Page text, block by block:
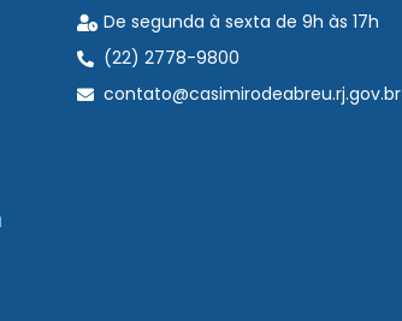
De segunda à sexta de 9h às 17h
(22) 2778-9800
contato@casimirodeabreu.rj.gov.br